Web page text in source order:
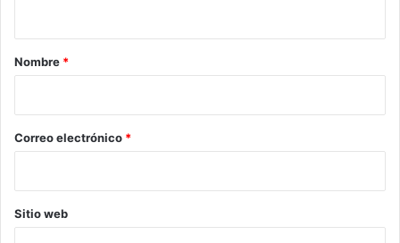
r
*
Nombre *
Correo electrónico *
Sitio web